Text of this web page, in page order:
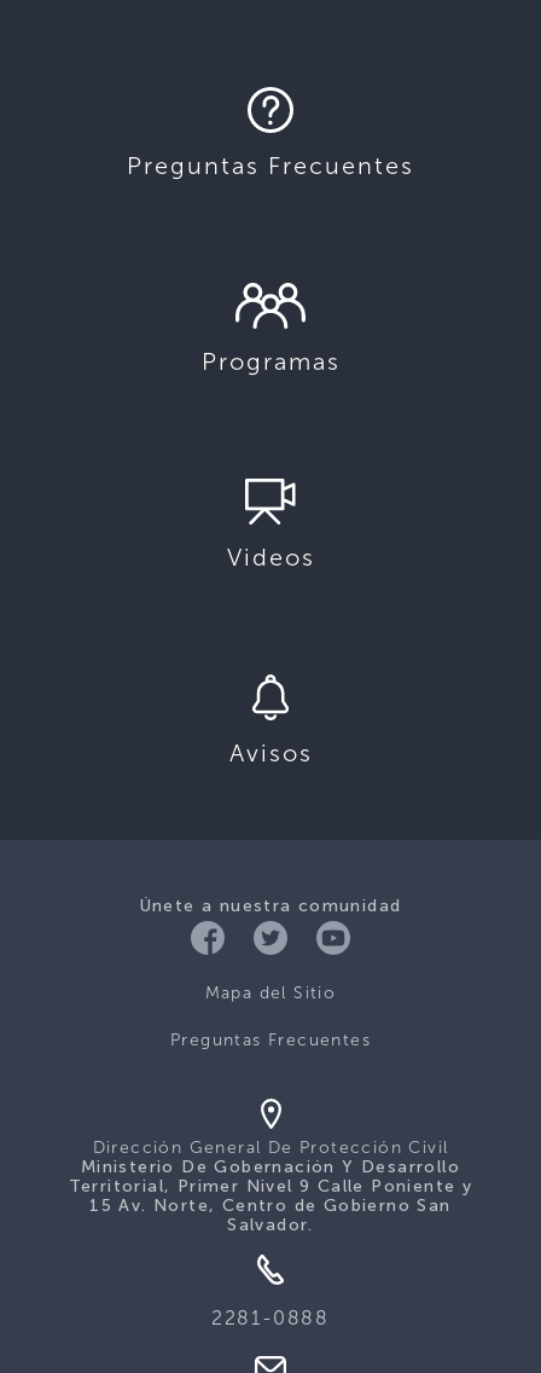
Preguntas Frecuentes
Programas
Videos
Avisos
Únete a nuestra comunidad
Mapa del Sitio
Preguntas Frecuentes
Dirección General De Protección Civil
Ministerio De Gobernación Y Desarrollo
Territorial, Primer Nivel 9 Calle Poniente y
15 Av. Norte, Centro de Gobierno San
Salvador.
2281-0888